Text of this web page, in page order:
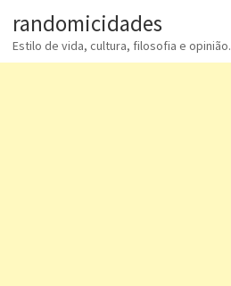
randomicidades
Estilo de vida, cultura, filosofia e opinião.